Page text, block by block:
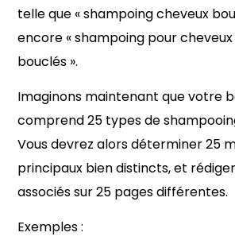
telle que « shampoing cheveux
encore « shampoing pour
bouclés ».
Imaginons maintenant que votre
comprend 25 types de
Vous devrez alors déterminer 25
principaux bien distincts, et
associés sur 25 pages différentes.
Exemples :